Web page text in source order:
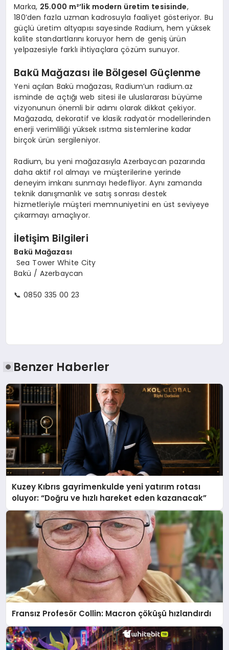
Marka, 25.000 m²’lik modern üretim tesisinde,
180’den fazla uzman kadrosuyla faaliyet gösteriyor. Bu
güçlü üretim altyapısı sayesinde Radium, hem yüksek
kalite standartlarını koruyor hem de geniş ürün
yelpazesiyle farklı ihtiyaçlara çözüm sunuyor.
Bakü Mağazası ile Bölgesel Güçlenme
Yeni açılan Bakü mağazası, Radium’un radium.az
isminde de açtığı web sitesi ile uluslararası büyüme
vizyonunun önemli bir adımı olarak dikkat çekiyor.
Mağazada, dekoratif ve klasik radyatör modellerinden
enerji verimliliği yüksek ısıtma sistemlerine kadar
birçok ürün sergileniyor.
Radium, bu yeni mağazasıyla Azerbaycan pazarında
daha aktif rol almayı ve müşterilerine yerinde
deneyim imkanı sunmayı hedefliyor. Aynı zamanda
teknik danışmanlık ve satış sonrası destek
hizmetleriyle müşteri memnuniyetini en üst seviyeye
çıkarmayı amaçlıyor.
İletişim Bilgileri
Bakü Mağazası
Sea Tower White City
Bakü / Azerbaycan
📞 0850 335 00 23
Benzer Haberler
Kuzey Kıbrıs gayrimenkulde yeni yatırım rotası
oluyor: “Doğru ve hızlı hareket eden kazanacak”
Fransız Profesör Collin: Macron çöküşü hızlandırdı